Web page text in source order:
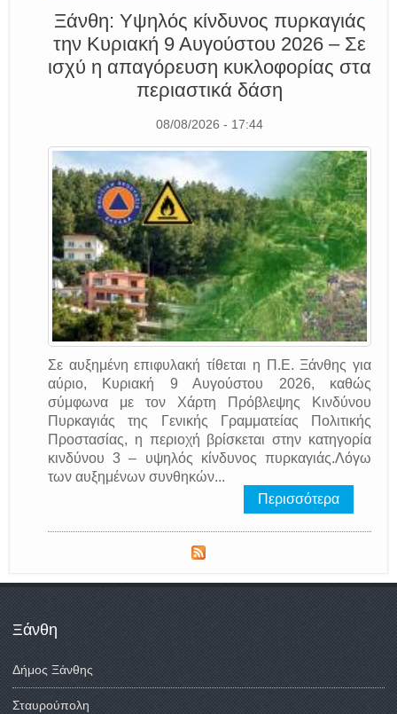
Ξάνθη: Υψηλός κίνδυνος πυρκαγιάς
την Κυριακή 9 Αυγούστου 2026 – Σε
ισχύ η απαγόρευση κυκλοφορίας στα
περιαστικά δάση
08/08/2026 - 17:44
Σε αυξημένη επιφυλακή τίθεται η Π.Ε. Ξάνθης για
αύριο, Κυριακή 9 Αυγούστου 2026, καθώς
σύμφωνα με τον Χάρτη Πρόβλεψης Κινδύνου
Πυρκαγιάς της Γενικής Γραμματείας Πολιτικής
Προστασίας, η περιοχή βρίσκεται στην κατηγορία
κινδύνου 3 – υψηλός κίνδυνος πυρκαγιάς.Λόγω
των αυξημένων συνθηκών...
Περισσότερα
Ξάνθη
Δήμος Ξάνθης
Σταυρούπολη